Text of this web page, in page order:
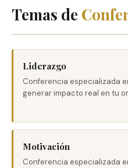
Temas de
Liderazgo
Conferencia especializada
generar impacto real en tu
Motivación
Conferencia especializada